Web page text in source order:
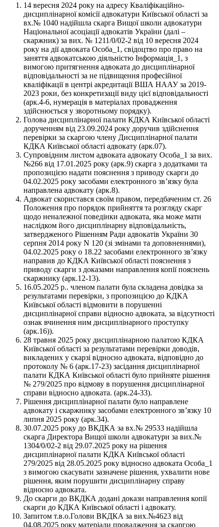
14 вересня 2024 року на адресу Кваліфікаційно-
дисциплінарної комісії адвокатури Київської області за
вх.№ 1040 надійшла скарга Вищої школи адвокатури
Національної асоціації адвокатів України (далі –
скаржник) за вих. № 1211/0/02-2 від 10 вересня 2024
року на дії адвоката Особа_1, свідоцтво про право на
заняття адвокатською діяльністю Інформація_1, з
вимогою притягнення адвоката до дисциплінарної
відповідальності за не підвищення професійної
кваліфікації в центрі акредитації ВША НААУ за 2019-
2023 роки, без конкретизації виду цієї відповідальності
(арк.4-6, нумерація в матеріалах провадження
здійснюється у зворотньому порядку).
Голова дисциплінарної палати КДКА Київської області
дорученням від 23.09.2024 року доручив здійснення
перевірки за скаргою члену Дисциплінарної палати
КДКА Київської області адвокату (арк.07).
Супровідним листом адвоката адвокату Особа_1 за вих.
№266 від 17.01.2025 року (арк.9) скарга з додатками та
пропозицією надати пояснення з приводу скарги до
04.02.2025 року засобами електронного звʼязку була
направлена адвокату (арк.8).
Адвокат скористався своїм правом, передбаченим ст. 26
Положення про порядок прийняття та розгляду скарг
щодо неналежної поведінки адвоката, яка може мати
наслідком його дисциплінарну відповідальність,
затвердженого Рішенням Ради адвокатів України 30
серпня 2014 року N 120 (зі змінами та доповненнями),
04.02.2025 року о 18.22 засобами електронного звʼязку
направив до КДКА Київської області пояснення з
приводу скарги з доказами направлення копії пояснень
скаржнику (арк.12-13).
16.05.2025 р.. членом палати була складена довідка за
результатами перевірки, з пропозицією до КДКА
Київської області відмовити в порушенні
дисциплінарної справи відносно адвоката, за відсутності
ознак вчинення ним дисциплінарного проступку
(арк.16)).
28 травня 2025 року дисциплінарною палатою КДКА
Київської області за результатами перевірки доводів,
викладених у скарзі відносно адвоката, відповідно до
протоколу № 6 (арк.17-23) засідання дисциплінарної
палати КДКА Київської області було прийняте рішення
№ 279/2025 про відмову в порушення дисциплінарної
справи відносно адвоката. (арк.24-33).
Рішення дисциплінарної палати було направлене
адвокату і скаржнику засобами електронного звʼязку 10
липня 2025 року (арк.34).
30.07.2025 року до ВКДКА за вх.№ 29533 надійшла
скарга Директора Вищої школи адвокатури за вих.№
1304/0/02-2 від 29.07.2025 року на рішення
дисциплінарної палати КДКА Київської області
279/2025 від 28.05.2025 року відносно адвоката Особа_1
з вимогою скасувати зазначене рішення, ухвалити нове
рішення, яким порушити дисциплінарну справу
відносно адвоката.
До скарги до ВКДКА додані докази направлення копії
скарги до КДКА Київської області і адвокату.
Запитом т.в.о.Голови ВКДКА за вих.№4623 від
04.08.2025 року матеріали провадження за скаргою